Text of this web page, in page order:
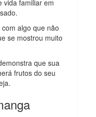
vida familiar em
algo que não
se mostrou muito
que sua
frutos do seu